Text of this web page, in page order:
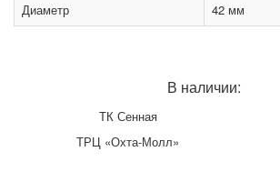
Диаметр
42 мм
В наличии:
ТК Сенная
ТРЦ «Охта-Молл»